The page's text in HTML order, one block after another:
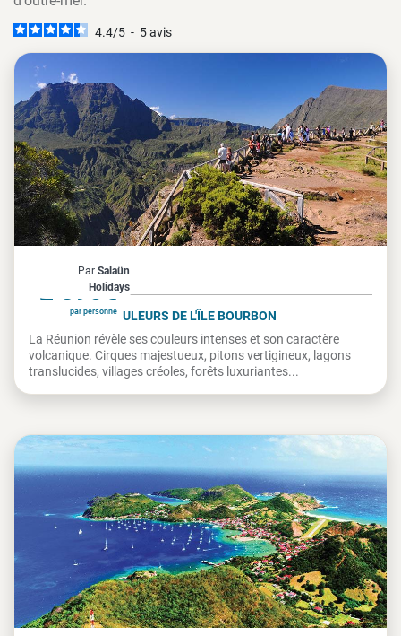
4.4/5 - 5avis
À partir de
2 890€
par personne
Par Salaün
Holidays
La Réunion
LA RÉUNION, COULEURS DE L'ÎLE BOURBON
La Réunion révèle ses couleurs intenses et son caractère
volcanique. Cirques majestueux, pitons vertigineux, lagons
translucides, villages créoles, forêts luxuriantes...